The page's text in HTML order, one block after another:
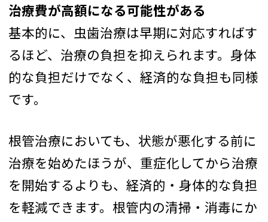
治療費が高額になる可能性がある
基本的に、虫歯治療は早期に対応すればす
るほど、治療の負担を抑えられます。身体
的な負担だけでなく、経済的な負担も同様
です。
根管治療においても、状態が悪化する前に
治療を始めたほうが、重症化してから治療
を開始するよりも、経済的・身体的な負担
を軽減できます。根管内の清掃・消毒にか